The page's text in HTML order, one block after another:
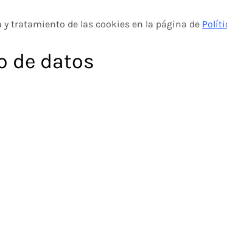
tratamiento de las cookies en la página de
de datos